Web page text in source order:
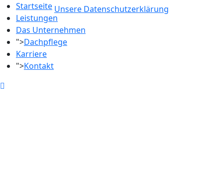
Startseite
Leistungen
Das Unternehmen
">Dachpflege
Karriere
">Kontakt
Unsere Datenschutzerklärung